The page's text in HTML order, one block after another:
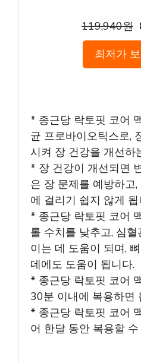
119,940원
최저가
* 종근당 락토핏 코어
균 프로바이오틱스로,
시켜 장 건강을 개선하
* 장 건강이 개선되면
은 장 문제를 예방하고
에 걸리기 쉽지 않게 됩
* 종근당 락토핏 코어
롤 수치를 낮추고, 심
이는 데 도움이 되며,
데에도 도움이 됩니다.
* 종근당 락토핏 코어
30분 이내에 복용하면
* 종근당 락토핏 코어
어 한달 동안 복용할